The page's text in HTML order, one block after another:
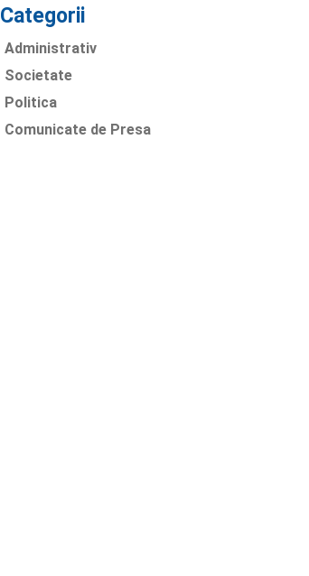
Categorii
Administrativ
Societate
Politica
Comunicate de Presa